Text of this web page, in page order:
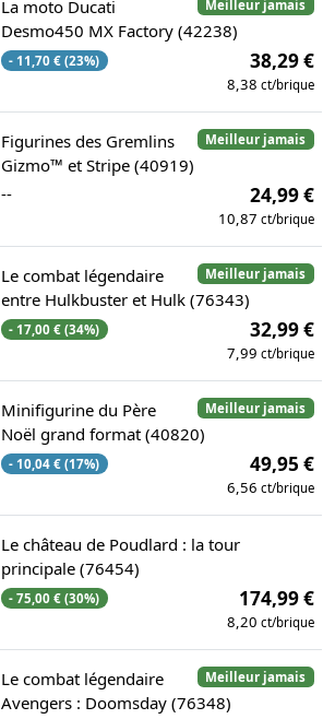
Meilleur jamais
La moto Ducati
Desmo450 MX Factory (42238)
- 11,70 € (23%) 38,29 €
8,38 ct/brique
Meilleur jamais
Figurines des Gremlins
Gizmo™ et Stripe (40919)
--
24,99 €
10,87 ct/brique
Meilleur jamais
Le combat légendaire
entre Hulkbuster et Hulk (76343)
- 17,00 € (34%) 32,99 €
7,99 ct/brique
Meilleur jamais
Minifigurine du Père
Noël grand format (40820)
- 10,04 € (17%) 49,95 €
6,56 ct/brique
Le château de Poudlard : la tour
principale (76454)
- 75,00 € (30%) 174,99 €
8,20 ct/brique
Meilleur jamais
Le combat légendaire
Avengers : Doomsday (76348)